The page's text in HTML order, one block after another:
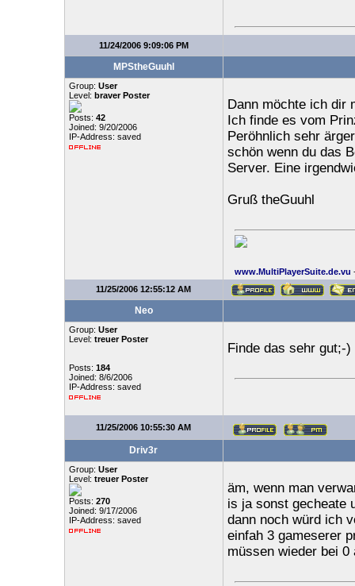
11/24/2006 9:09:06 PM
MPStheGuuhl
Group: User
Level: braver Poster
Posts: 42
Joined: 9/20/2006
IP-Address: saved
Dann möchte ich dir
Ich finde es vom
Peröhnlich sehr
schön wenn du das
Server. Eine
Gruß theGuuhl
www.MultiPlayerSuite.de.vu
11/25/2006 12:55:12 AM
Neo
Group: User
Level: treuer Poster
Posts: 184
Joined: 8/6/2006
IP-Address: saved
Finde das sehr gut;-)
11/25/2006 10:55:30 AM
Driv3r
Group: User
Level: treuer Poster
Posts: 270
Joined: 9/17/2006
IP-Address: saved
äm, wenn man
is ja sonst gecheate
dann noch würd ich
einfah 3 gameserer
müssen wieder bei 0